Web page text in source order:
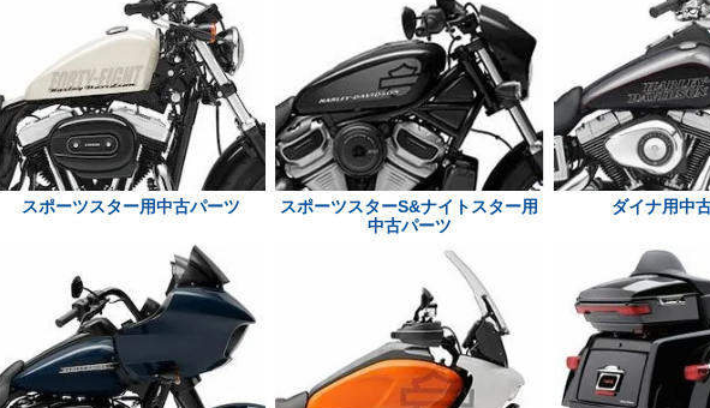
スポーツスター用中古パーツ
スポーツスターS&ナイトスター用
中古パーツ
ダイナ用中